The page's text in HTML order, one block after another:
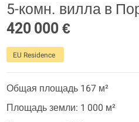
5-комн. вилла в
420 000 €
EU Residence
Общая площадь 167 м²
Площадь земли: 1 000 м²